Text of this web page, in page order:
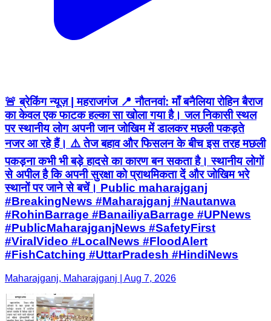
🚨 ब्रेकिंग न्यूज़ | महराजगंज 📍 नौतनवां: माँ बनैलिया रोहिन बैराज
का केवल एक फाटक हल्का सा खोला गया है। जल निकासी स्थल
पर स्थानीय लोग अपनी जान जोखिम में डालकर मछली पकड़ते
नजर आ रहे हैं। ⚠️ तेज बहाव और फिसलन के बीच इस तरह मछली
पकड़ना कभी भी बड़े हादसे का कारण बन सकता है। स्थानीय लोगों
से अपील है कि अपनी सुरक्षा को प्राथमिकता दें और जोखिम भरे
स्थानों पर जाने से बचें। Public maharajganj
#BreakingNews #Maharajganj #Nautanwa
#RohinBarrage #BanailiyaBarrage #UPNews
#PublicMaharajganjNews #SafetyFirst
#ViralVideo #LocalNews #FloodAlert
#FishCatching #UttarPradesh #HindiNews
Maharajganj, Maharajganj | Aug 7, 2026